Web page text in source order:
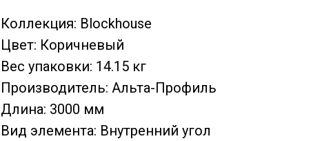
Коллекция: Blockhouse
Цвет: Коричневый
Вес упаковки: 14.15 кг
Производитель: Альта-Профиль
Длина: 3000 мм
Вид элемента: Внутренний угол